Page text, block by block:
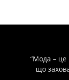
“Мода – це
що